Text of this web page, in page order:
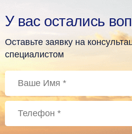
У вас остались
Оставьте заявку на
специалистом